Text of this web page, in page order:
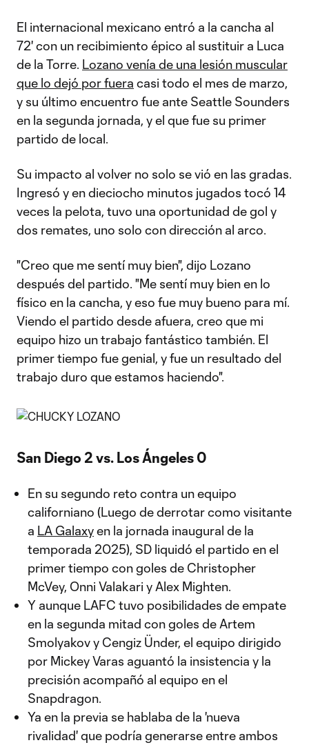
El internacional mexicano entró a la cancha al
72' con un recibimiento épico al sustituir a Luca
de la Torre. Lozano venía de una lesión muscular
que lo dejó por fuera casi todo el mes de marzo,
y su último encuentro fue ante Seattle Sounders
en la segunda jornada, y el que fue su primer
partido de local.
Su impacto al volver no solo se vió en las gradas.
Ingresó y en dieciocho minutos jugados tocó 14
veces la pelota, tuvo una oportunidad de gol y
dos remates, uno solo con dirección al arco.
"Creo que me sentí muy bien", dijo Lozano
después del partido. "Me sentí muy bien en lo
físico en la cancha, y eso fue muy bueno para mí.
Viendo el partido desde afuera, creo que mi
equipo hizo un trabajo fantástico también. El
primer tiempo fue genial, y fue un resultado del
trabajo duro que estamos haciendo".
San Diego 2 vs. Los Ángeles 0
En su segundo reto contra un equipo
californiano (Luego de derrotar como visitante
a LA Galaxyen la jornada inaugural de la
temporada 2025), SD liquidó el partido en el
primer tiempo con goles de Christopher
McVey, Onni Valakari y Alex Mighten.
Y aunque LAFC tuvo posibilidades de empate
en la segunda mitad con goles de Artem
Smolyakov y Cengiz Ünder, el equipo dirigido
por Mickey Varas aguantó la insistencia y la
precisión acompañó al equipo en el
Snapdragon.
Ya en la previa se hablaba de la 'nueva
rivalidad' que podría generarse entre ambos